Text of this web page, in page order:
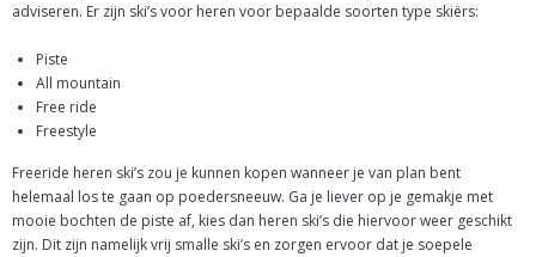
adviseren. Er zijn ski’s voor heren voor bepaalde soorten type skiërs:
Piste
All mountain
Free ride
Freestyle
Freeride heren ski’s zou je kunnen kopen wanneer je van plan bent
helemaal los te gaan op poedersneeuw. Ga je liever op je gemakje met
mooie bochten de piste af, kies dan heren ski’s die hiervoor weer geschikt
zijn. Dit zijn namelijk vrij smalle ski’s en zorgen ervoor dat je soepele